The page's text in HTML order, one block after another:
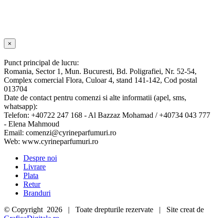
Close
product
view
×
Punct principal de lucru:
Romania, Sector 1, Mun. Bucuresti, Bd. Poligrafiei, Nr. 52-54,
Complex comercial Flora, Culoar 4, stand 141-142, Cod postal
013704
Date de contact pentru comenzi si alte informatii (apel, sms,
whatsapp):
Telefon: +40722 247 168 - Al Bazzaz Mohamad / +40734 043 777
- Elena Mahmoud
Email: comenzi@cyrineparfumuri.ro
Web: www.cyrineparfumuri.ro
Despre noi
Livrare
Plata
Retur
Branduri
© Copyright 2026 | Toate drepturile rezervate | Site creat de